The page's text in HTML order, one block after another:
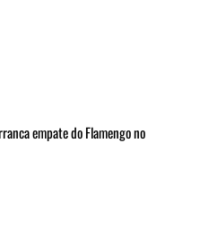
empate do Flamengo no